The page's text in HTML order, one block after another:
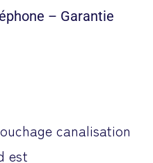
– Garantie